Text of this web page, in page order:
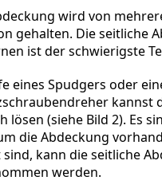
wird von
gehalten. Die seitliche
ist der schwierigste
eines Spudgers oder
kannst
lösen (siehe Bild 2). Es
die Abdeckung
kann die seitliche
werden.